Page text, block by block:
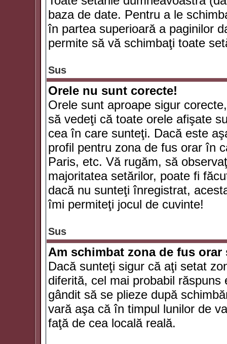
baza de date. Pentru a le
în partea superioară a paginilor
permite să vă schimbaţi toate
Sus
Orele nu sunt corecte!
Orele sunt aproape sigur
să vedeţi că toate orele afişate
cea în care sunteţi. Dacă este
profil pentru zona de fus orar în
Paris, etc. Vă rugăm, să
majoritatea setărilor, poate fi
dacă nu sunteţi înregistrat,
îmi permiteţi jocul de cuvinte!
Sus
Am schimbat zona de fus
Dacă sunteţi sigur că aţi setat
diferită, cel mai probabil
gândit să se plieze după
vară aşa că în timpul lunilor de
faţă de cea locală reală.